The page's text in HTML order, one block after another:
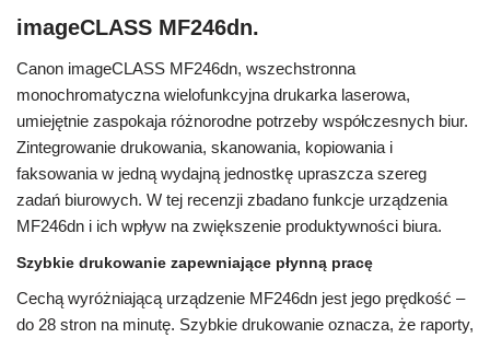
imageCLASS MF246dn.
Canon imageCLASS MF246dn, wszechstronna
monochromatyczna wielofunkcyjna drukarka laserowa,
umiejętnie zaspokaja różnorodne potrzeby współczesnych biur.
Zintegrowanie drukowania, skanowania, kopiowania i
faksowania w jedną wydajną jednostkę upraszcza szereg
zadań biurowych. W tej recenzji zbadano funkcje urządzenia
MF246dn i ich wpływ na zwiększenie produktywności biura.
Szybkie drukowanie zapewniające płynną pracę
Cechą wyróżniającą urządzenie MF246dn jest jego prędkość –
do 28 stron na minutę. Szybkie drukowanie oznacza, że ​​raporty,